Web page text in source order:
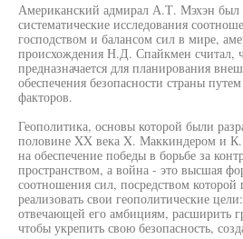
Американский адмирал А.Т. Мэхэн был
систематические исследования
господством и балансом сил в мире,
происхождения Н.Д. Спайкмен считал,
предназначается для планирования
обеспечения безопасности страны
факторов.
Геополитика, основы которой были
половине XX века X. Маккиндером и К.
на обеспечение победы в борьбе за
пространством, а война - это высшая
соотношения сил, посредством которой
реализовать свои геополитические
отвечающей его амбициям, расширить
чтобы укрепить свою безопасность,